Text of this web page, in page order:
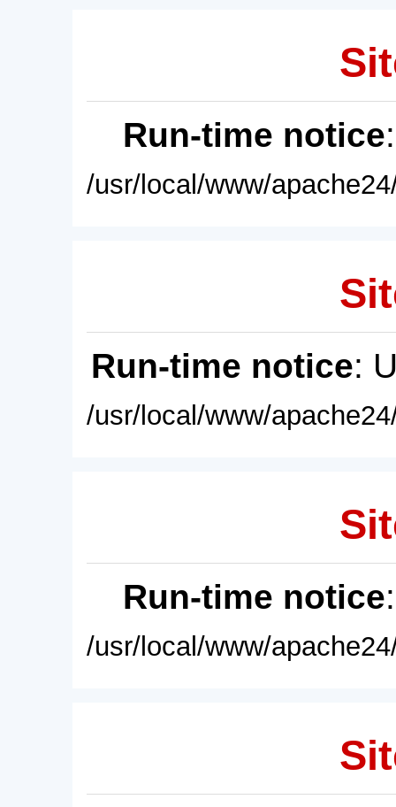
Run-time notice
/usr/local/www/
Run-time notice:
/usr/local/www/
Run-time notice
/usr/local/www/